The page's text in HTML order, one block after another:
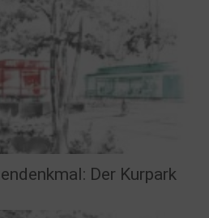
Der Kurpark